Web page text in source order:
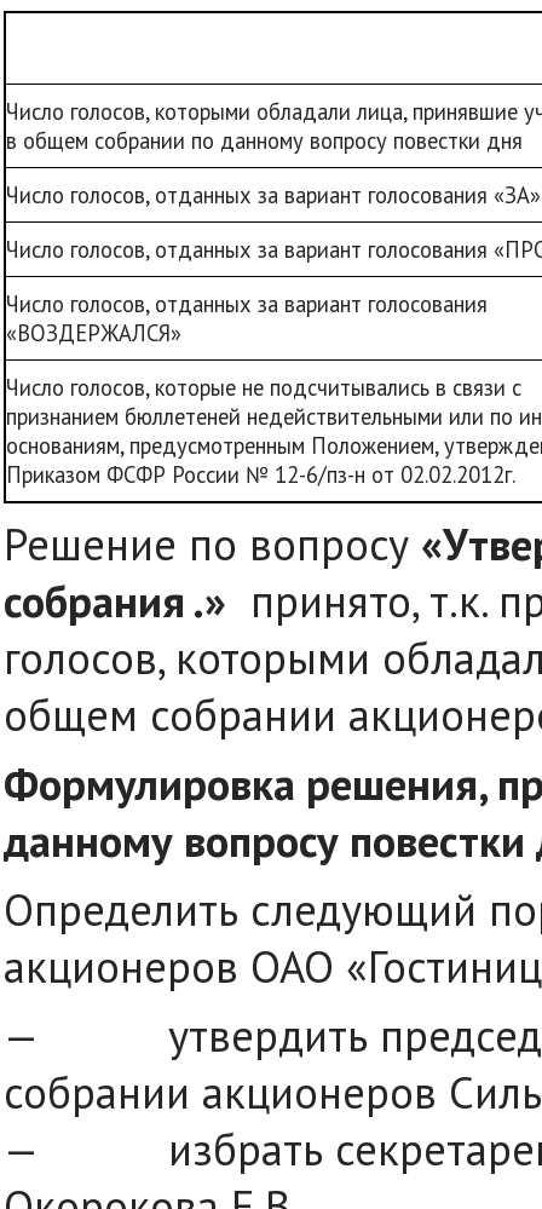
Число голосов, которыми обладали лица, принявшие
в общем собрании по данному вопросу повестки дня
Число голосов, отданных за вариант голосования «ЗА»
Число голосов, отданных за вариант голосования
Число голосов, отданных за вариант голосования
«ВОЗДЕРЖАЛСЯ»
Число голосов, которые не подсчитывались в связи с
признанием бюллетеней недействительными или по
основаниям, предусмотренным Положением,
Приказом ФСФР России № 12-6/пз-н от 02.02.2012г.
Решение по вопросу
собрания .» принято, т.к.
голосов, которыми
общем собрании
Формулировка решения,
данному вопросу повестки
Определить следующий
акционеров ОАО
— утвердить
собрании акционеров
— избрать секретарем